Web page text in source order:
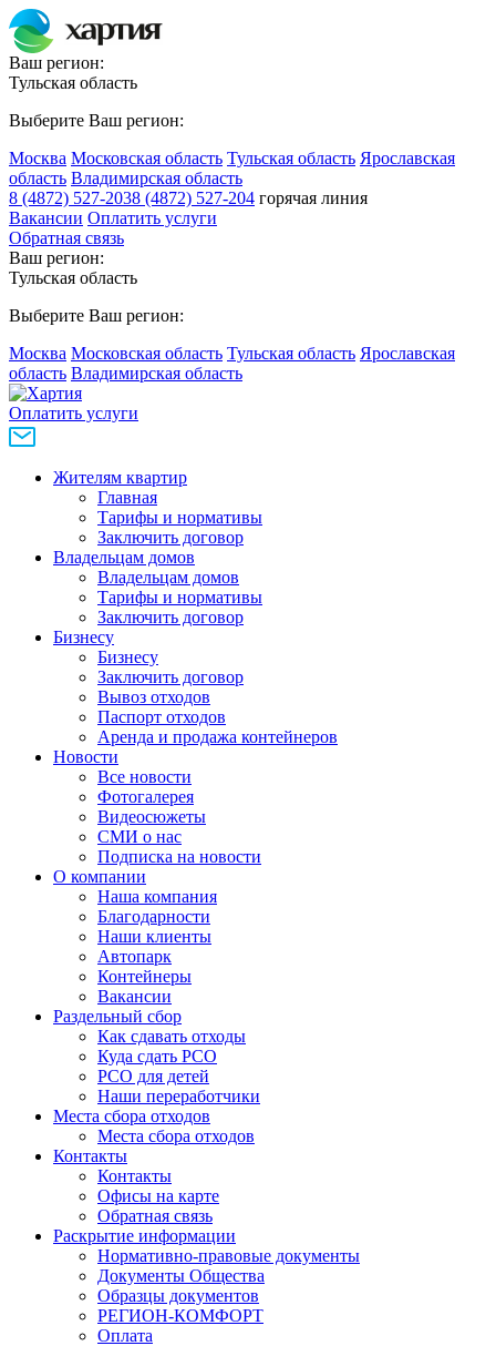
Ваш регион:
Тульская область
Выберите Ваш регион:
Москва Московская область Тульская область Ярославская
область Владимирская область
8 (4872) 527-2038 (4872) 527-204 горячая линия
Вакансии Оплатить услуги
Обратная связь
Ваш регион:
Тульская область
Выберите Ваш регион:
Москва Московская область Тульская область Ярославская
область Владимирская область
Оплатить услуги
Жителям квартир
Главная
Тарифы и нормативы
Заключить договор
Владельцам домов
Владельцам домов
Тарифы и нормативы
Заключить договор
Бизнесу
Бизнесу
Заключить договор
Вывоз отходов
Паспорт отходов
Аренда и продажа контейнеров
Новости
Все новости
Фотогалерея
Видеосюжеты
СМИ о нас
Подписка на новости
О компании
Наша компания
Благодарности
Наши клиенты
Автопарк
Контейнеры
Вакансии
Раздельный сбор
Как сдавать отходы
Куда сдать РСО
РСО для детей
Наши переработчики
Места сбора отходов
Места сбора отходов
Контакты
Контакты
Офисы на карте
Обратная связь
Раскрытие информации
Нормативно-правовые документы
Документы Общества
Образцы документов
РЕГИОН-КОМФОРТ
Оплата